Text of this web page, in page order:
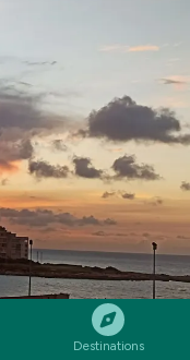
Destinations
SHARE